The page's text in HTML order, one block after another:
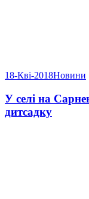
18-Кві-2018Новини
У селі на
дитсадку